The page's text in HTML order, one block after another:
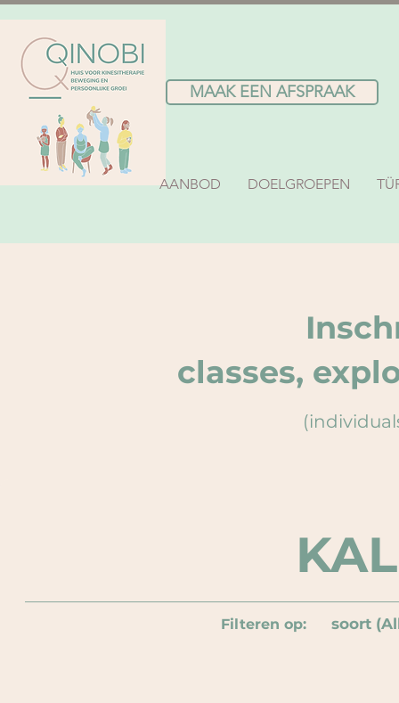
MAAK EEN AFSPRAAK
AANBOD DOELGROEPEN
classes,
Filteren op: soort